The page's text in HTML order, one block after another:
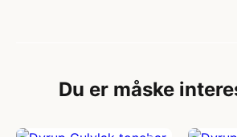
Du er måske